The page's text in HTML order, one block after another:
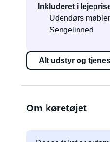
Inkluderet i
Udendørs møbler
Sengelinned
Alt udstyr og
Om køretøjet